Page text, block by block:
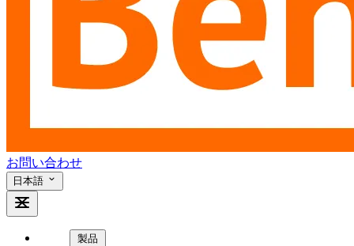
お問い合わせ
日本語
製品